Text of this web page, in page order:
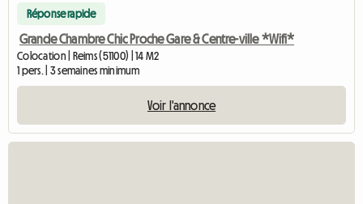
Réponse rapide
Grande Chambre Chic Proche Gare & Centre-ville *Wifi*
Colocation | Reims (51100) | 14 M2
1 pers. | 3 semaines minimum
Voir l'annonce